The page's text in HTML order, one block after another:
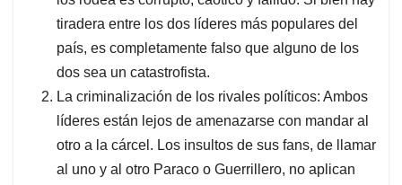
tiradera entre los dos líderes más populares del
país, es completamente falso que alguno de los
dos sea un catastrofista.
La criminalización de los rivales políticos: Ambos
líderes están lejos de amenazarse con mandar al
otro a la cárcel. Los insultos de sus fans, de llamar
al uno y al otro Paraco o Guerrillero, no aplican